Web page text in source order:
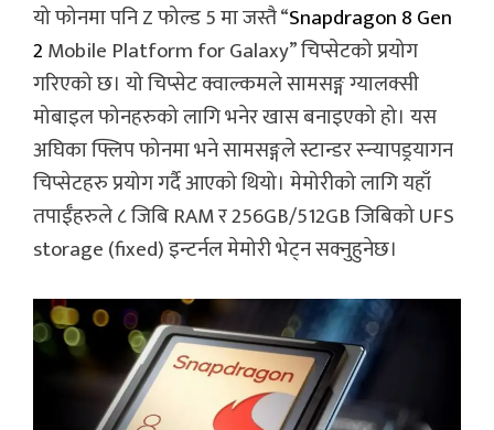
यो फोनमा पनि Z फोल्ड 5 मा जस्तै “Snapdragon 8 Gen
2Mobile Platform for Galaxy” चिप्सेटको प्रयोग
गरिएको छ। यो चिप्सेट क्वाल्कमले सामसङ्ग ग्यालक्सी
मोबाइल फोनहरुको लागि भनेर खास बनाइएको हो। यस
अघिका फ्लिप फोनमा भने सामसङ्गले स्टान्डर स्न्यापड्रयागन
चिप्सेटहरु प्रयोग गर्दै आएको थियो। मेमोरीको लागि यहाँ
तपाईँहरुले ८ जिबि RAM र 256GB/512GB जिबिको UFS
storage (fixed) इन्टर्नल मेमोरी भेट्न सक्नुहुनेछ।